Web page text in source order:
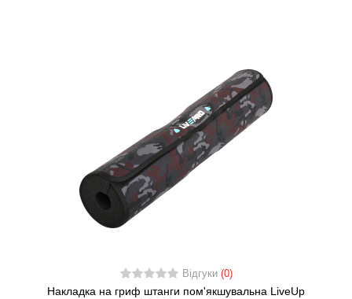
Відгуки (0)
Накладка на гриф штанги пом'якшувальна LiveUp